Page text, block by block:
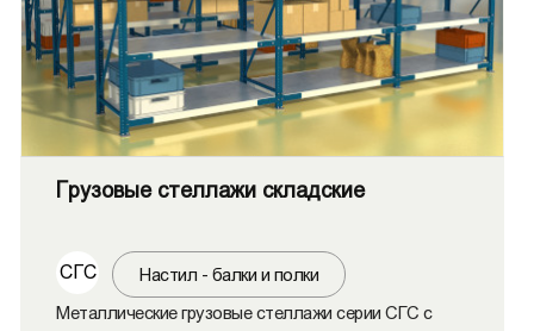
Грузовые стеллажи складские
СГС
Настил - балки и полки
Металлические грузовые стеллажи серии СГС с